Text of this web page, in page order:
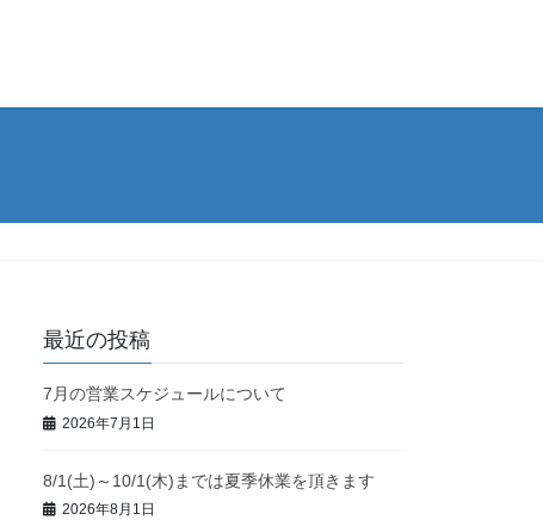
最近の投稿
7月の営業スケジュールについて
2026年7月1日
8/1(土)～10/1(木)までは夏季休業を頂きます
2026年8月1日